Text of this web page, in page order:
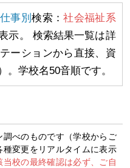
事別検索：社会福祉系
示。 検索結果一覧は詳
ーションから直接、資
。学校名50音順です。
べのものです（学校からご
変更をリアルタイムに表示
当校の最終確認は必ず、ご自